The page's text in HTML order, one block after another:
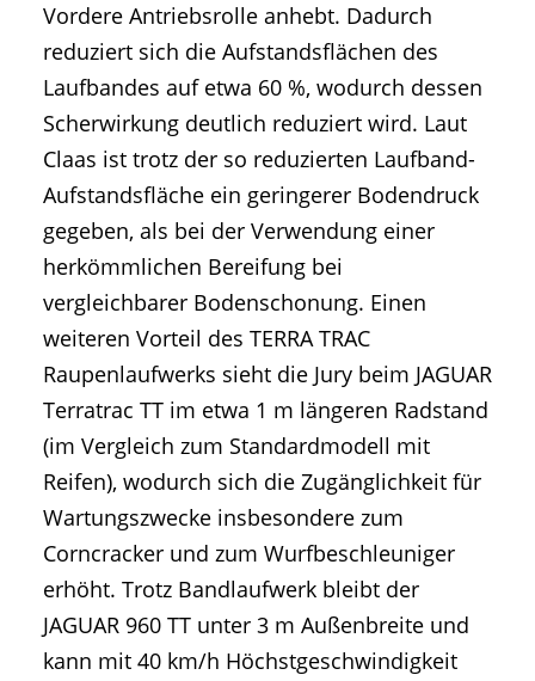
Vordere Antriebsrolle anhebt. Dadurch
reduziert sich die Aufstandsflächen des
Laufbandes auf etwa 60 %, wodurch dessen
Scherwirkung deutlich reduziert wird. Laut
Claas ist trotz der so reduzierten Laufband-
Aufstandsfläche ein geringerer Bodendruck
gegeben, als bei der Verwendung einer
herkömmlichen Bereifung bei
vergleichbarer Bodenschonung. Einen
weiteren Vorteil des TERRA TRAC
Raupenlaufwerks sieht die Jury beim JAGUAR
Terratrac TT im etwa 1 m längeren Radstand
(im Vergleich zum Standardmodell mit
Reifen), wodurch sich die Zugänglichkeit für
Wartungszwecke insbesondere zum
Corncracker und zum Wurfbeschleuniger
erhöht. Trotz Bandlaufwerk bleibt der
JAGUAR 960 TT unter 3 m Außenbreite und
kann mit 40 km/h Höchstgeschwindigkeit